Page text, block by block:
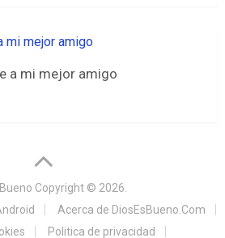
a mi mejor amigo
Copyright © 2026.
Acerca de DiosEsBueno.Com
Politica de privacidad